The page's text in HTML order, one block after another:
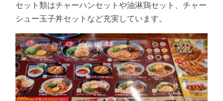
セット類はチャーハンセットや油淋鶏セット、チャー
シュー玉子丼セットなど充実しています。